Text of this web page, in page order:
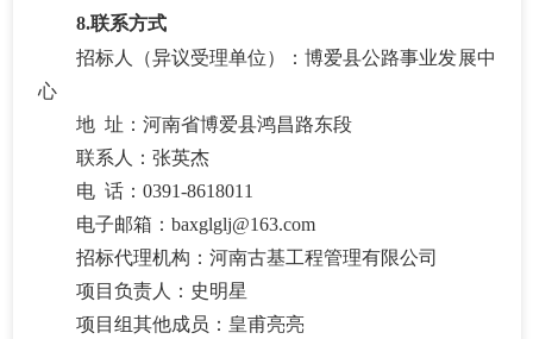
8.联系方式
招标人
（异议受理单位）
：博爱县公路事业发展中
心
地 址：河南省博爱县鸿昌路东段
联系人：张英杰
电 话： 0391-8618011
电子邮箱： baxglglj@163.com
招标代理机构：河南古基工程管理有限公司
项目负责人： 史明星
项目组其他成员： 皇甫亮亮